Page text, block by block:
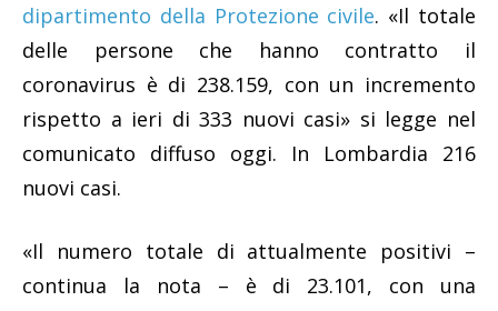
dipartimento della Protezione civile. «Il totale
delle persone che hanno contratto il
coronavirus è di 238.159, con un incremento
rispetto a ieri di 333 nuovi casi» si legge nel
comunicato diffuso oggi. In Lombardia 216
nuovi casi.
«Il numero totale di attualmente positivi –
continua la nota – è di 23.101, con una